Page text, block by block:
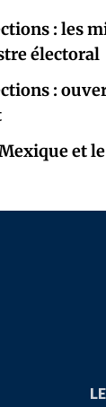
: les
électoral
:
et